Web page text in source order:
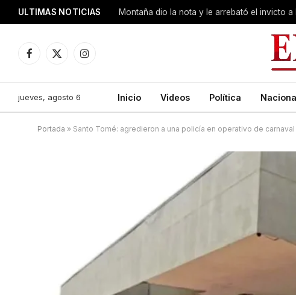
ULTIMAS NOTICIAS Montaña dio la nota y le arrebató el invicto a
Facebook
X
Instagram
jueves, agosto 6 Inicio Videos Política
Portada » Santo Tomé: agredieron a una policía en operativo de carnaval